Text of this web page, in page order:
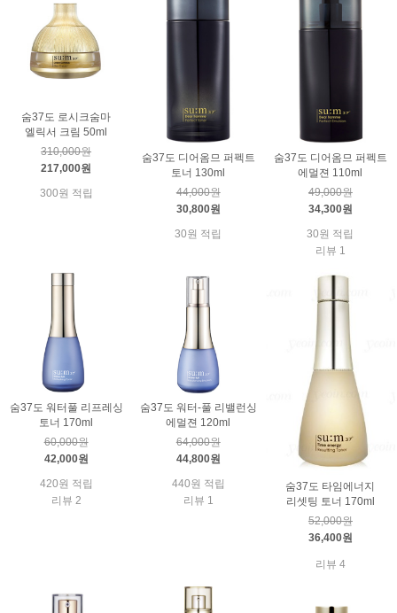
숨37도 로시크숨마
엘릭서 크림 50ml
310,000원
217,000원
300원 적립
숨37도 디어옴므 퍼펙트
토너 130ml
44,000원
30,800원
30원 적립
숨37도 디어옴므 퍼펙트
에멀젼 110ml
49,000원
34,300원
30원 적립
리뷰 1
숨37도 워터풀 리프레싱
토너 170ml
60,000원
42,000원
420원 적립
리뷰 2
숨37도 워터-풀 리밸런싱
에멀젼 120ml
64,000원
44,800원
440원 적립
리뷰 1
숨37도 타임에너지
리셋팅 토너 170ml
52,000원
36,400원
리뷰 4